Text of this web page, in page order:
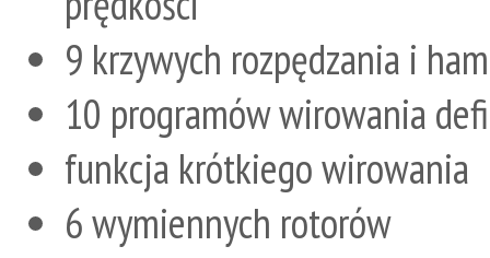
9 krzywych rozpędzania i
10 programów wirowania
funkcja krótkiego wirowania
6 wymiennych rotorów